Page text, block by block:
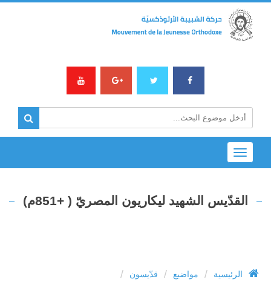
Toggle
navigation
القدّيس الشهيد ليكاريون المصريّ ( +851م)
الرئيسية / مواضيع / قدّيسون /